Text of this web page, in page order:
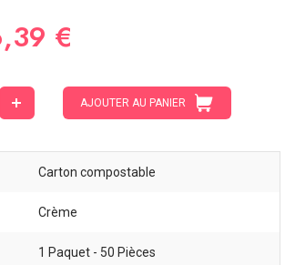
€
AJOUTER AU PANIER
Carton compostable
Crème
1 Paquet - 50 Pièces